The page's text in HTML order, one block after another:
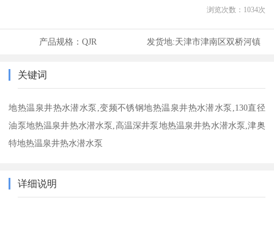
浏览次数： 1034次
产品规格： QJR 发货地:天津市津南区双桥河镇
关键词
地热温泉井热水潜水泵,变频不锈钢地热温泉井热水潜水泵,130直径
油泵地热温泉井热水潜水泵,高温深井泵地热温泉井热水潜水泵,津奥
特地热温泉井热水潜水泵
详细说明